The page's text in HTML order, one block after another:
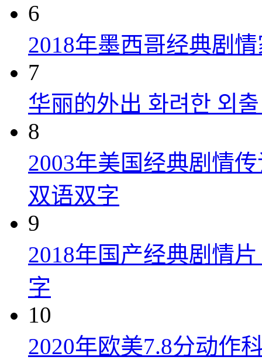
6
2018年墨西哥经典剧
7
华丽的外出 화려한 외
8
2003年美国经典剧情
双语双字
9
2018年国产经典剧情
字
10
2020年欧美7.8分动作